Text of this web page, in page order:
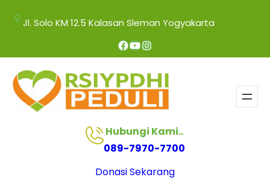
Jl. Solo KM 12.5 Kalasan Sleman Yogyakarta
Hubungi Kami..
089-7970-7700
Donasi Sekarang